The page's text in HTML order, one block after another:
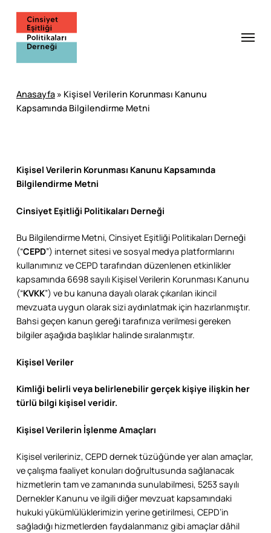
main
content
Menu
Anasayfa» Kişisel Verilerin Korunması Kanunu
Kapsamında Bilgilendirme Metni
Kişisel Verilerin Korunması Kanunu Kapsamında
Bilgilendirme Metni
Cinsiyet Eşitliği Politikaları Derneği
Bu Bilgilendirme Metni, Cinsiyet Eşitliği Politikaları Derneği
(“CEPD”) internet sitesi ve sosyal medya platformlarını
kullanımınız ve CEPD tarafından düzenlenen etkinlikler
kapsamında 6698 sayılı Kişisel Verilerin Korunması Kanunu
(“KVKK”) ve bu kanuna dayalı olarak çıkarılan ikincil
mevzuata uygun olarak sizi aydınlatmak için hazırlanmıştır.
Bahsi geçen kanun gereği tarafınıza verilmesi gereken
bilgiler aşağıda başlıklar halinde sıralanmıştır.
Kişisel Veriler
Kimliği belirli veya belirlenebilir gerçek kişiye ilişkin her
türlü bilgi kişisel veridir.
Kişisel Verilerin İşlenme Amaçları
Kişisel verileriniz, CEPD dernek tüzüğünde yer alan amaçlar,
ve çalışma faaliyet konuları doğrultusunda sağlanacak
hizmetlerin tam ve zamanında sunulabilmesi, 5253 sayılı
Dernekler Kanunu ve ilgili diğer mevzuat kapsamındaki
hukuki yükümlülüklerimizin yerine getirilmesi, CEPD’in
sağladığı hizmetlerden faydalanmanız gibi amaçlar dâhil